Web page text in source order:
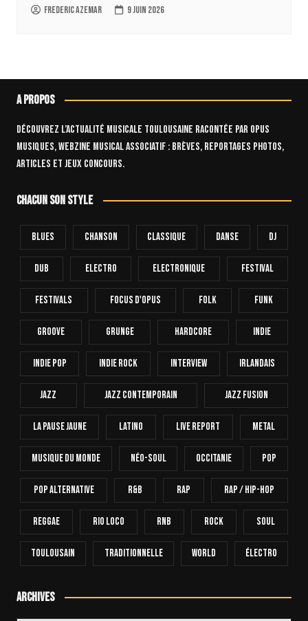
Frederic Azemar 9 juin 2026
A propos
Découvrez l’actualité musicale toulousaine racontée par OPUS
Musiques, webzine musical associatif : brèves, reportages photos,
articles et jeux concours.
Chacun son style
Blues Chanson Classique Danse Dj
Dub Electro Electronique FESTIVAL
Festivals Focus D'Opus Folk Funk
Groove Grunge Hardcore INDIE
Indie Pop Indie Rock Interview Irlandais
Jazz Jazz Contemporain Jazz Fusion
La Pause Jaune Latino Live Report Metal
Musique Du Monde Néo-Soul Occitanie Pop
Pop Alternative R&B Rap Rap / Hip-Hop
Reggae Rio Loco RnB Rock Soul
Toulousain Traditionnelle World Électro
Archives